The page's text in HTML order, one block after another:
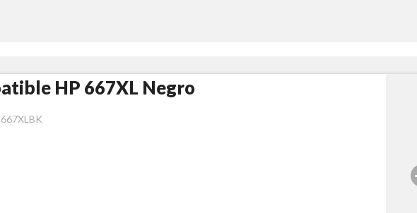
HP 667XL Negro